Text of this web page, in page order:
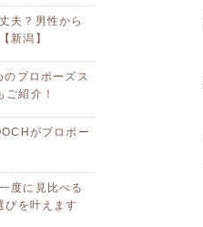
夫？男性から
新潟】
のプロポーズス
紹介！
がプロポー
度に見比べる
びを叶えます